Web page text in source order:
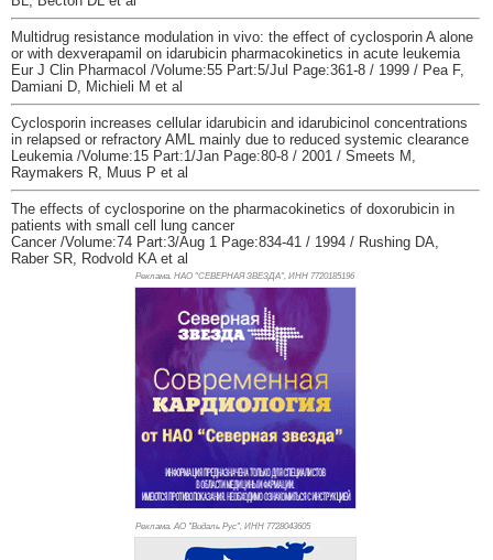
Multidrug resistance modulation in vivo: the effect of cyclosporin A alone
or with dexverapamil on idarubicin pharmacokinetics in acute leukemia
Eur J Clin Pharmacol /Volume:55 Part:5/Jul Page:361-8 / 1999 / Pea F,
Damiani D, Michieli M et al
Cyclosporin increases cellular idarubicin and idarubicinol concentrations
in relapsed or refractory AML mainly due to reduced systemic clearance
Leukemia /Volume:15 Part:1/Jan Page:80-8 / 2001 / Smeets M,
Raymakers R, Muus P et al
The effects of cyclosporine on the pharmacokinetics of doxorubicin in
patients with small cell lung cancer
Cancer /Volume:74 Part:3/Aug 1 Page:834-41 / 1994 / Rushing DA,
Raber SR, Rodvold KA et al
Реклама. НАО "СЕВЕРНАЯ ЗВЕЗДА", ИНН 7720185196
Реклама. АО "Видаль Рус", ИНН 7728043605